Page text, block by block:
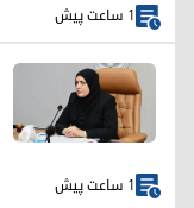
1 ساعت پیش
1 ساعت پیش